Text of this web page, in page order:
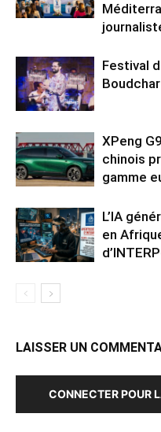
Festival
XPeng
chinois
gamme
L’IA
en
LAISSER UN
CONNECTER POUR